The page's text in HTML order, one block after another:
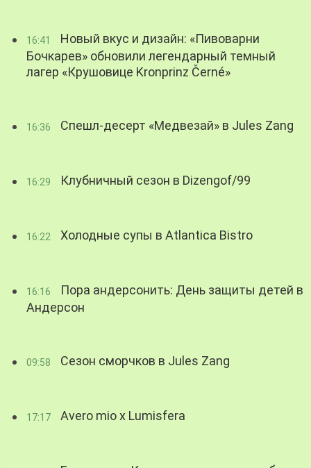
16:41
Новый вкус и дизайн: «Пивоварни
Бочкарев» обновили легендарный темный
лагер «Крушовице Kronprinz Černé»
16:36 Спешл-десерт «Медвезай» в Jules Zang
16:29 Клубничный сезон в Dizengof/99
16:22 Холодные супы в Atlantica Bistro
16:16
Пора андерсонить: День защиты детей в
Андерсон
09:58 Сезон сморчков в Jules Zang
17:17 Avero mio x Lumisfera